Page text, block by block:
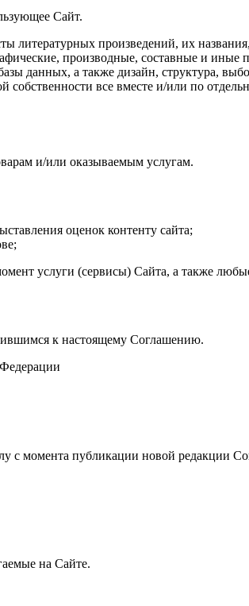
Сайт.
литературных произведений, их
производные, составные и иные
данных, а также дизайн, структура,
все вместе и/или по
и/или оказываемым услугам.
оценок контенту сайта;
услуги (сервисы) Сайта, а также
к настоящему Соглашению.
с момента публикации новой редакции
на Сайте.